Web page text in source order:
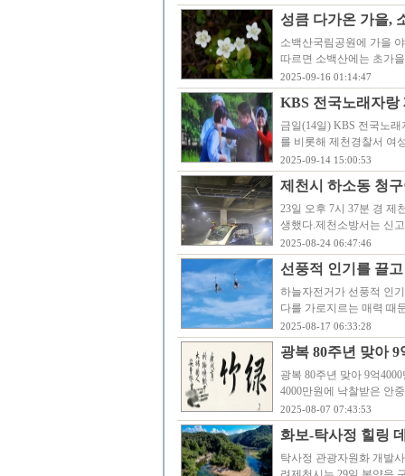
성큼 다가온 가을,
소백산국림공원에 가을
따르면 소백산에는 초가
2025-09-16 01:14:47
KBS 전국노래자
금일(14일) KBS 전국노
를 비롯해 제천경찰서 여
2025-09-14 15:00:53
제천시 하소동 청
23일 오후 7시 37분 경 제
생했다.제천소방서는 신
2025-08-24 06:47:46
선풍적 인기를 끌
하늘자전거가 선풍적 인
다를 가로지르는 매력 때
2025-08-17 06:33:28
광복 80주년 맞아
광복 80주년 맞아 9억
4000만원에 낙찰받은 안
2025-08-07 07:43:53
화보-탁사정 힐링
탁사정 관광자원화 개발